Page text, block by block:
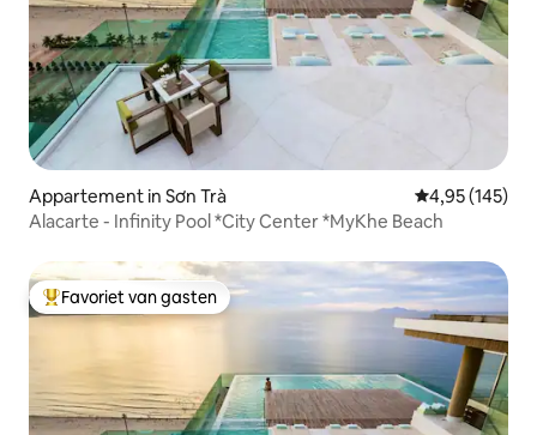
Appartement in Sơn Trà Gemiddelde
4,95 (145)
Alacarte - Infinity Pool *City Center *MyKhe Beach
Topfavoriet van gasten
Favoriet van gasten